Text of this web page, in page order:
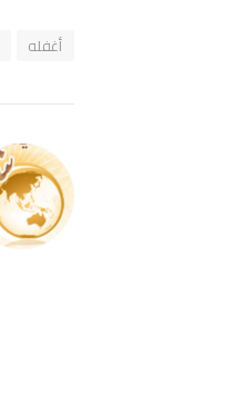
أغفله